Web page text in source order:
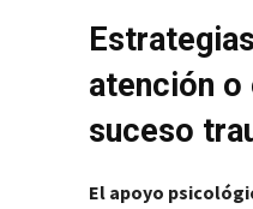
atención o
suceso
El apoyo